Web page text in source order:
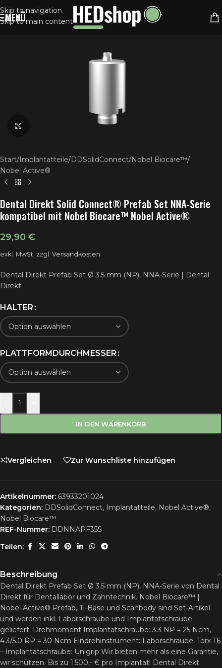
Skip to navigation
Skip to main content
MENÜ
Klick zum Vergrößern
Start/Implantatteile/DDSolidConnect/Nobel Biocare™/
Nobel Active®
Dental Direkt Solid Connect® Prefab Set NNA-Serie
kompatibel mit Nobel Biocare™ Nobel Active®
29,90 €
exkl. MwSt. zzgl. Versandkosten
Dental Direkt Prefab Set Ø 3.5 mm (NP), NNA-Serie | Dental
Direkt
HALTER
PLATTFORMDURCHMESSER
IN DEN WARENKORB
Vergleichen Zur Wunschliste hinzufügen
Artikelnummer: 63933201024
Kategorien: DDSolidConnect, Implantatteile, Nobel Active®,
Nobel Biocare™
REF-Nummer: DDNNAPF35S
Teilen:
Beschreibung
Dental Direkt Prefab Set Ø 3.5 mm (NP), NNA-Serie von Dental
Direkt für Dentallabor und Zahntechnik. Nobel Biocare™ |
Nobel Active® Prefab, Ti-Base und Scanbody sind Set-Artikel
und werden inkl. Laborschraube und Implantatschraube
geliefert. Drehmoment Implantatschraube: 3.3 NP = 25 Ncm,
4.3/5.0 RP = 30 Ncm Eindrehinstrument: Laborschraube: Torx T6
– Implantatschraube: Unigrip Wir bieten mehr als eine Garantie,
wir schützen. Bis zu 1.500,- € pro Implantat! Dental Direkt